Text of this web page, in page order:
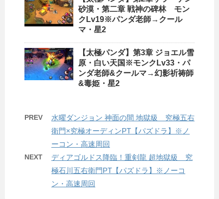
砂漠・第二章 戦神の碑林 モン
クLv19※パンダ老師→クール
マ・星2
【太極パンダ】第3章 ジョエル雪
原・白い天国※モンクLv33・パ
ンダ老師&クールマ→幻影祈祷師
&毒姫・星2
PREV
水曜ダンジョン 神面の間 地獄級 究極五右
衛門×究極オーディンPT【パズドラ】※ノ
ーコン・高速周回
NEXT
ディアゴルドス降臨！重剣龍 超地獄級 究
極石川五右衛門PT【パズドラ】※ノーコ
ン・高速周回